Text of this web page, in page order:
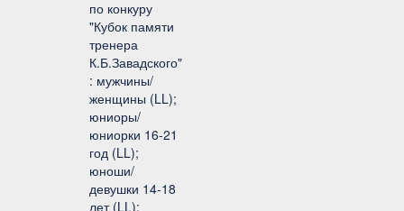
по конкуру
"Кубок памяти
тренера
К.Б.Завадского"
: мужчины/
женщины (LL);
юниоры/
юниорки 16-21
год (LL);
юноши/
девушки 14-18
лет (LL);